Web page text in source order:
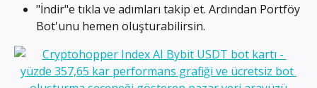
"İndir"e tıkla ve adımları takip et. Ardından Portföy
Bot'unu hemen oluşturabilirsin.